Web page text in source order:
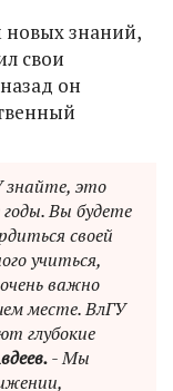
новых знаний,
свои
он
знайте, это
Вы будете
своей
учиться,
важно
месте. ВлГУ
глубокие
- Мы